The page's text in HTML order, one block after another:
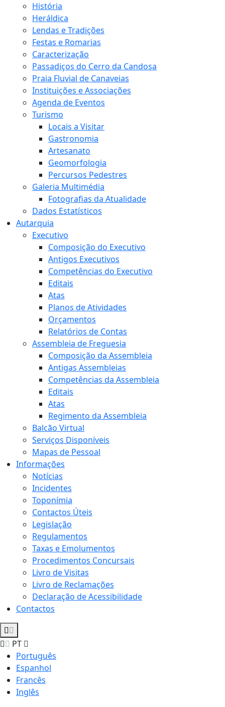
História
Heráldica
Lendas e Tradições
Festas e Romarias
Caracterização
Passadiços do Cerro da Candosa
Praia Fluvial de Canaveias
Instituições e Associações
Agenda de Eventos
Turismo
Locais a Visitar
Gastronomia
Artesanato
Geomorfologia
Percursos Pedestres
Galeria Multimédia
Fotografias da Atualidade
Dados Estatísticos
Autarquia
Executivo
Composição do Executivo
Antigos Executivos
Competências do Executivo
Editais
Atas
Planos de Atividades
Orçamentos
Relatórios de Contas
Assembleia de Freguesia
Composição da Assembleia
Antigas Assembleias
Competências da Assembleia
Editais
Atas
Regimento da Assembleia
Balcão Virtual
Serviços Disponíveis
Mapas de Pessoal
Informações
Notícias
Incidentes
Toponímia
Contactos Úteis
Legislação
Regulamentos
Taxas e Emolumentos
Procedimentos Concursais
Livro de Visitas
Livro de Reclamações
Declaração de Acessibilidade
Contactos
PT
Português
Espanhol
Francês
Inglês